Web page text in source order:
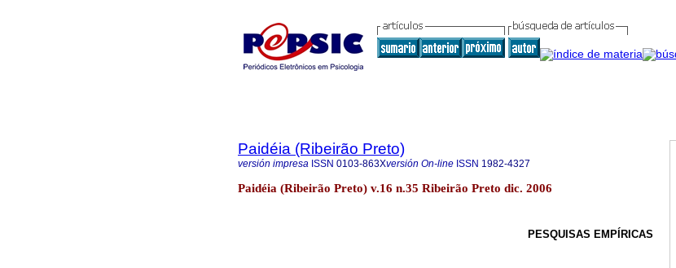
Paidéia (Ribeirão Preto)
versión impresa ISSN 0103-863Xversión On-line ISSN 1982-4327
Paidéia (Ribeirão Preto) v.16 n.35 Ribeirão Preto dic. 2006
PESQUISAS EMPÍRICAS